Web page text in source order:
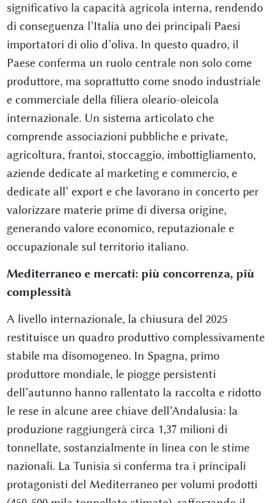
significativo la capacità agricola interna, rendendo
di conseguenza l’Italia uno dei principali Paesi
importatori di olio d’oliva. In questo quadro, il
Paese conferma un ruolo centrale non solo come
produttore, ma soprattutto come snodo industriale
e commerciale della filiera oleario-oleicola
internazionale. Un sistema articolato che
comprende associazioni pubbliche e private,
agricoltura, frantoi, stoccaggio, imbottigliamento,
aziende dedicate al marketing e commercio, e
dedicate all’ export e che lavorano in concerto per
valorizzare materie prime di diversa origine,
generando valore economico, reputazionale e
occupazionale sul territorio italiano.
Mediterraneo e mercati: più concorrenza, più
complessità
A livello internazionale, la chiusura del 2025
restituisce un quadro produttivo complessivamente
stabile ma disomogeneo. In Spagna, primo
produttore mondiale, le piogge persistenti
dell’autunno hanno rallentato la raccolta e ridotto
le rese in alcune aree chiave dell’Andalusia: la
produzione raggiungerà circa 1,37 milioni di
tonnellate, sostanzialmente in linea con le stime
nazionali. La Tunisia si conferma tra i principali
protagonisti del Mediterraneo per volumi prodotti